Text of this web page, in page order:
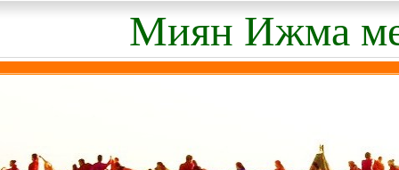
Миян Ижма